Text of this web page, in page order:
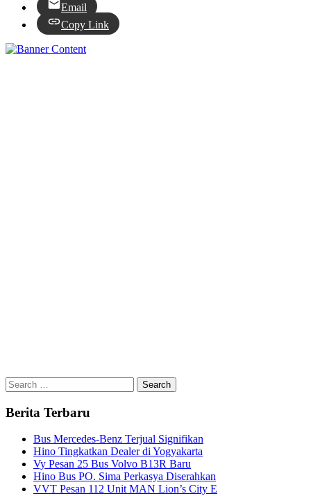
Email
Copy Link
Search
for:
Berita Terbaru
Bus Mercedes-Benz Terjual Signifikan
Hino Tingkatkan Dealer di Yogyakarta
Vy Pesan 25 Bus Volvo B13R Baru
Hino Bus PO. Sima Perkasya Diserahkan
VVT Pesan 112 Unit MAN Lion’s City E